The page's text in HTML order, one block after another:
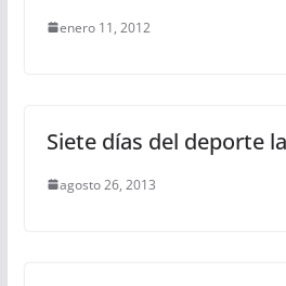
enero 11, 2012
Siete días del deporte
agosto 26, 2013